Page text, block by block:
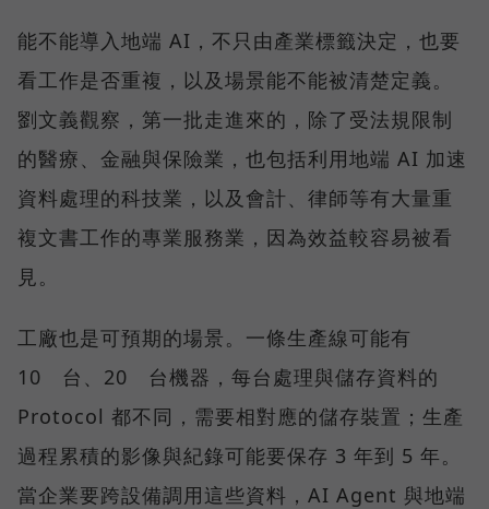
能不能導入地端 AI，不只由產業標籤決定，也要
看工作是否重複，以及場景能不能被清楚定義。
劉文義觀察，第一批走進來的，除了受法規限制
的醫療、金融與保險業，也包括利用地端 AI 加速
資料處理的科技業，以及會計、律師等有大量重
複文書工作的專業服務業，因為效益較容易被看
見。
工廠也是可預期的場景。一條生產線可能有
10 台、20 台機器，每台處理與儲存資料的
Protocol 都不同，需要相對應的儲存裝置；生產
過程累積的影像與紀錄可能要保存 3 年到 5 年。
當企業要跨設備調用這些資料，AI Agent 與地端